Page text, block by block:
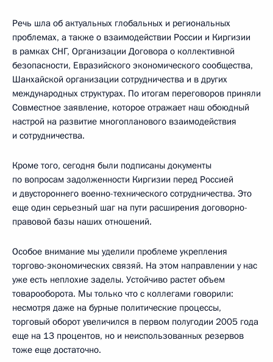
Речь шла об актуальных глобальных и региональных
проблемах, а также о взаимодействии России и Киргизии
в рамках СНГ, Организации Договора о коллективной
безопасности, Евразийского экономического сообщества,
Шанхайской организации сотрудничества и в других
международных структурах. По итогам переговоров приняли
Совместное заявление, которое отражает наш обоюдный
настрой на развитие многопланового взаимодействия
и сотрудничества.
Кроме того, сегодня были подписаны документы
по вопросам задолженности Киргизии перед Россией
и двустороннего военно-технического сотрудничества. Это
еще один серьезный шаг на пути расширения договорно-
правовой базы наших отношений.
Особое внимание мы уделили проблеме укрепления
торгово-экономических связяй. На этом направлении у нас
уже есть неплохие заделы. Устойчиво растет объем
товарооборота. Мы только что с коллегами говорили:
несмотря даже на бурные политические процессы,
торговый оборот увеличился в первом полугодии 2005 года
еще на 13 процентов, но и неиспользованных резервов
тоже еще достаточно.